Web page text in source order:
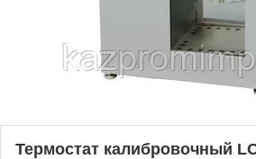
Термостат калибровочный